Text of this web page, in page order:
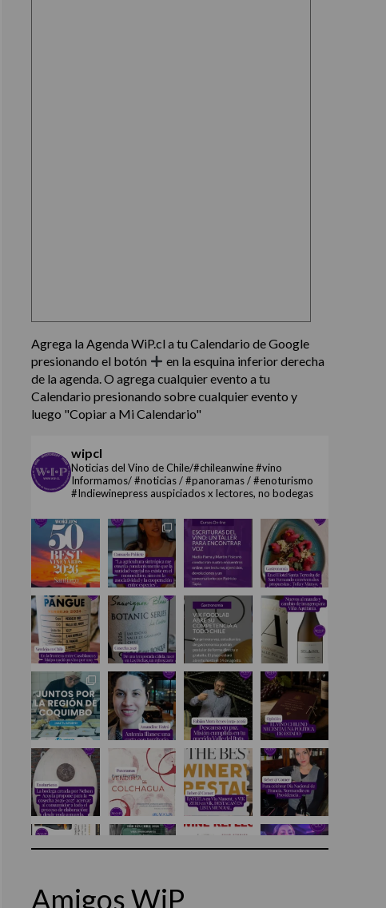
Agrega la Agenda WiP.cl a tu Calendario de Google
presionando el botón
en la esquina inferior derecha
de la agenda. O agrega cualquier evento a tu
Calendario presionando sobre cualquier evento y
luego "Copiar a Mi Calendario"
wipcl
Noticias del Vino de Chile/#chileanwine #vino
Informamos/ #noticias / #panoramas / #enoturismo
#Indiewinepress auspiciados x lectores, no bodegas
Amigos WiP